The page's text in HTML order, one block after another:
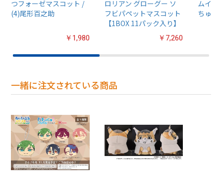
つフォーゼマスコット /
(4)尾形百之助
￥1,980
ロリアン グローグー ソ
フビパペットマスコット
【1BOX 11パック入り】
￥7,260
ムイ』
ちゅる
一緒に注文されている商品